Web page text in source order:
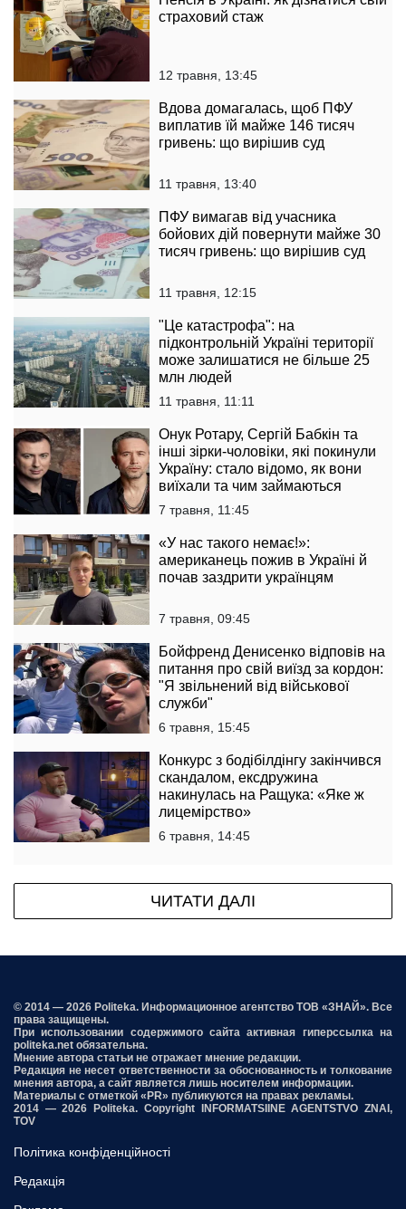
страховий стаж
12 травня, 13:45
Вдова домагалась, щоб ПФУ
виплатив їй майже 146 тисяч
гривень: що вирішив суд
11 травня, 13:40
ПФУ вимагав від учасника
бойових дій повернути майже 30
тисяч гривень: що вирішив суд
11 травня, 12:15
"Це катастрофа": на
підконтрольній Україні території
може залишатися не більше 25
млн людей
11 травня, 11:11
Онук Ротару, Сергій Бабкін та
інші зірки-чоловіки, які покинули
Україну: стало відомо, як вони
виїхали та чим займаються
7 травня, 11:45
«У нас такого немає!»:
американець пожив в Україні й
почав заздрити українцям
7 травня, 09:45
Бойфренд Денисенко відповів на
питання про свій виїзд за кордон:
"Я звільнений від військової
служби"
6 травня, 15:45
Конкурс з бодібілдінгу закінчився
скандалом, ексдружина
накинулась на Ращука: «Яке ж
лицемірство»
6 травня, 14:45
ЧИТАТИ ДАЛІ
© 2014 — 2026 Politeka. Информационное агентство ТОВ «ЗНАЙ». Все
права защищены.
При использовании содержимого сайта активная гиперссылка на
politeka.net обязательна.
Мнение автора статьи не отражает мнение редакции.
Редакция не несет ответственности за обоснованность и толкование
мнения автора, а сайт является лишь носителем информации.
Материалы с отметкой «PR» публикуются на правах рекламы.
2014 — 2026 Politeka. Copyright INFORMATSIINE AGENTSTVO ZNAI,
TOV
Політика конфіденційності
Редакція